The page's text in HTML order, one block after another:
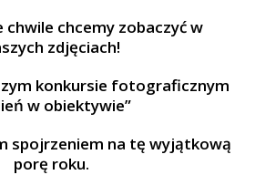
chwile chcemy zobaczyć w
zdjęciach!
konkursie fotograficznym
w obiektywie”
spojrzeniem na tę wyjątkową
porę roku.